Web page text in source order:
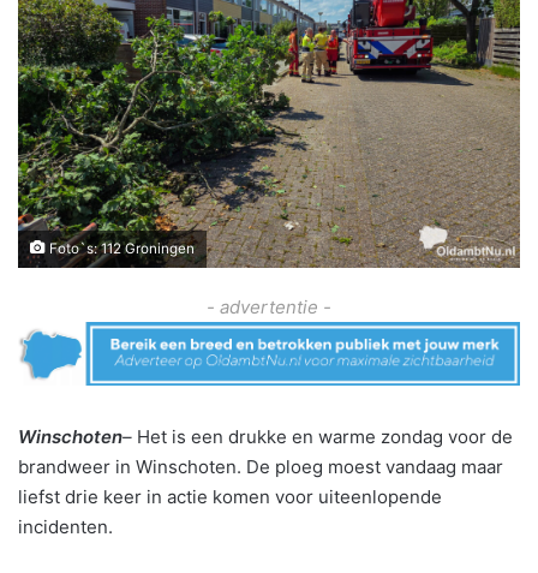
Foto`s: 112 Groningen
- advertentie -
Winschoten– Het is een drukke en warme zondag voor de
brandweer in Winschoten. De ploeg moest vandaag maar
liefst drie keer in actie komen voor uiteenlopende
incidenten.